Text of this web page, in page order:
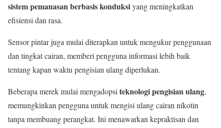
sistem pemanasan berbasis konduksiyang meningkatkan
efisiensi dan rasa.
Sensor pintar juga mulai diterapkan untuk mengukur penggunaan
dan tingkat cairan, memberi pengguna informasi lebih baik
tentang kapan waktu pengisian ulang diperlukan.
Beberapa merek mulai mengadopsi teknologi pengisian ulang,
memungkinkan pengguna untuk mengisi ulang cairan nikotin
tanpa membuang perangkat. Ini menawarkan kepraktisan dan